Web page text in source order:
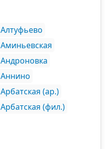
Алтуфьево
Аминьевская
Андроновка
Аннино
Арбатская (ар.)
Арбатская (фил.)